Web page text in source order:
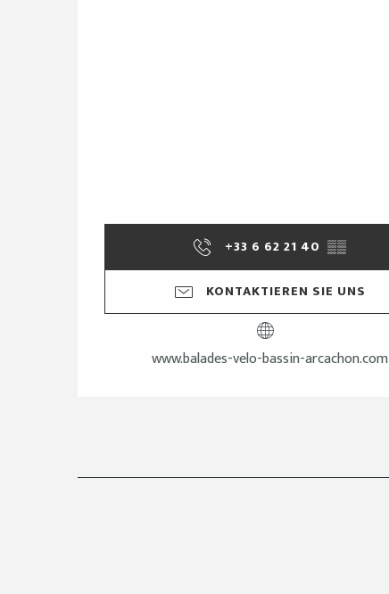
+33 6 62 21 40 ▒▒
KONTAKTIEREN SIE UNS
www.balades-velo-bassin-arcachon.com